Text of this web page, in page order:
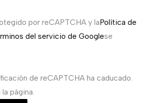
por reCAPTCHA y laPolítica de
del servicio de Googlese
de reCAPTCHA ha caducado.
página.